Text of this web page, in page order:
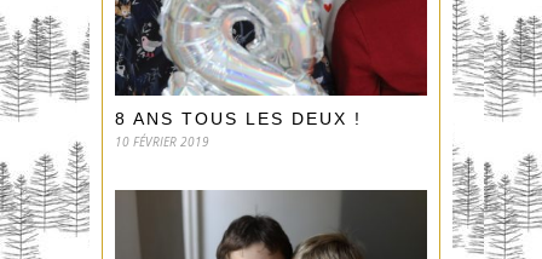
8 ANS TOUS LES DEUX !
10 FÉVRIER 2019